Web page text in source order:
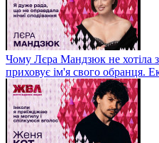
Чому Лєра Мандзюк не хотіла
приховує ім'я свого обранця.